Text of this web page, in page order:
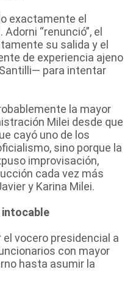
exactamente el
“renunció”, el
su salida y el
de experiencia ajeno
para intentar
la mayor
Milei desde que
cayó uno de los
sino porque la
improvisación,
cada vez más
y Karina Milei.
intocable
vocero presidencial a
con mayor
hasta asumir la